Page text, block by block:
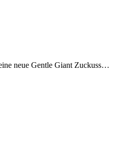
neue Gentle Giant Zuckuss…